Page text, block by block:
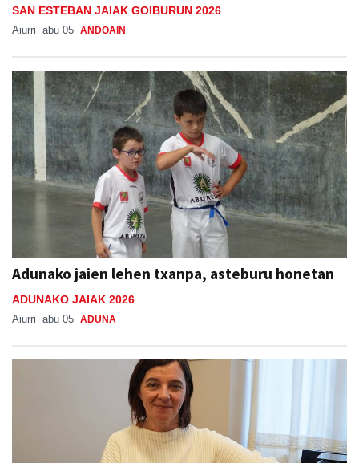
SAN ESTEBAN JAIAK GOIBURUN 2026
Aiurri abu 05 ANDOAIN
Adunako jaien lehen txanpa, asteburu honetan
ADUNAKO JAIAK 2026
Aiurri abu 05 ADUNA